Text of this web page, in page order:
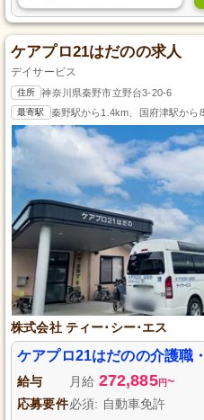
ケアプロ21はだのの求人
デイサービス
住所 神奈川県秦野市立野台3-20-6
最寄駅 秦野駅から1.4km、国府津駅か
株式会社 ティー･シー･エス
ケアプロ21はだのの介護職
給与 月給 272,885円~
応募要件必須: 自動車免許